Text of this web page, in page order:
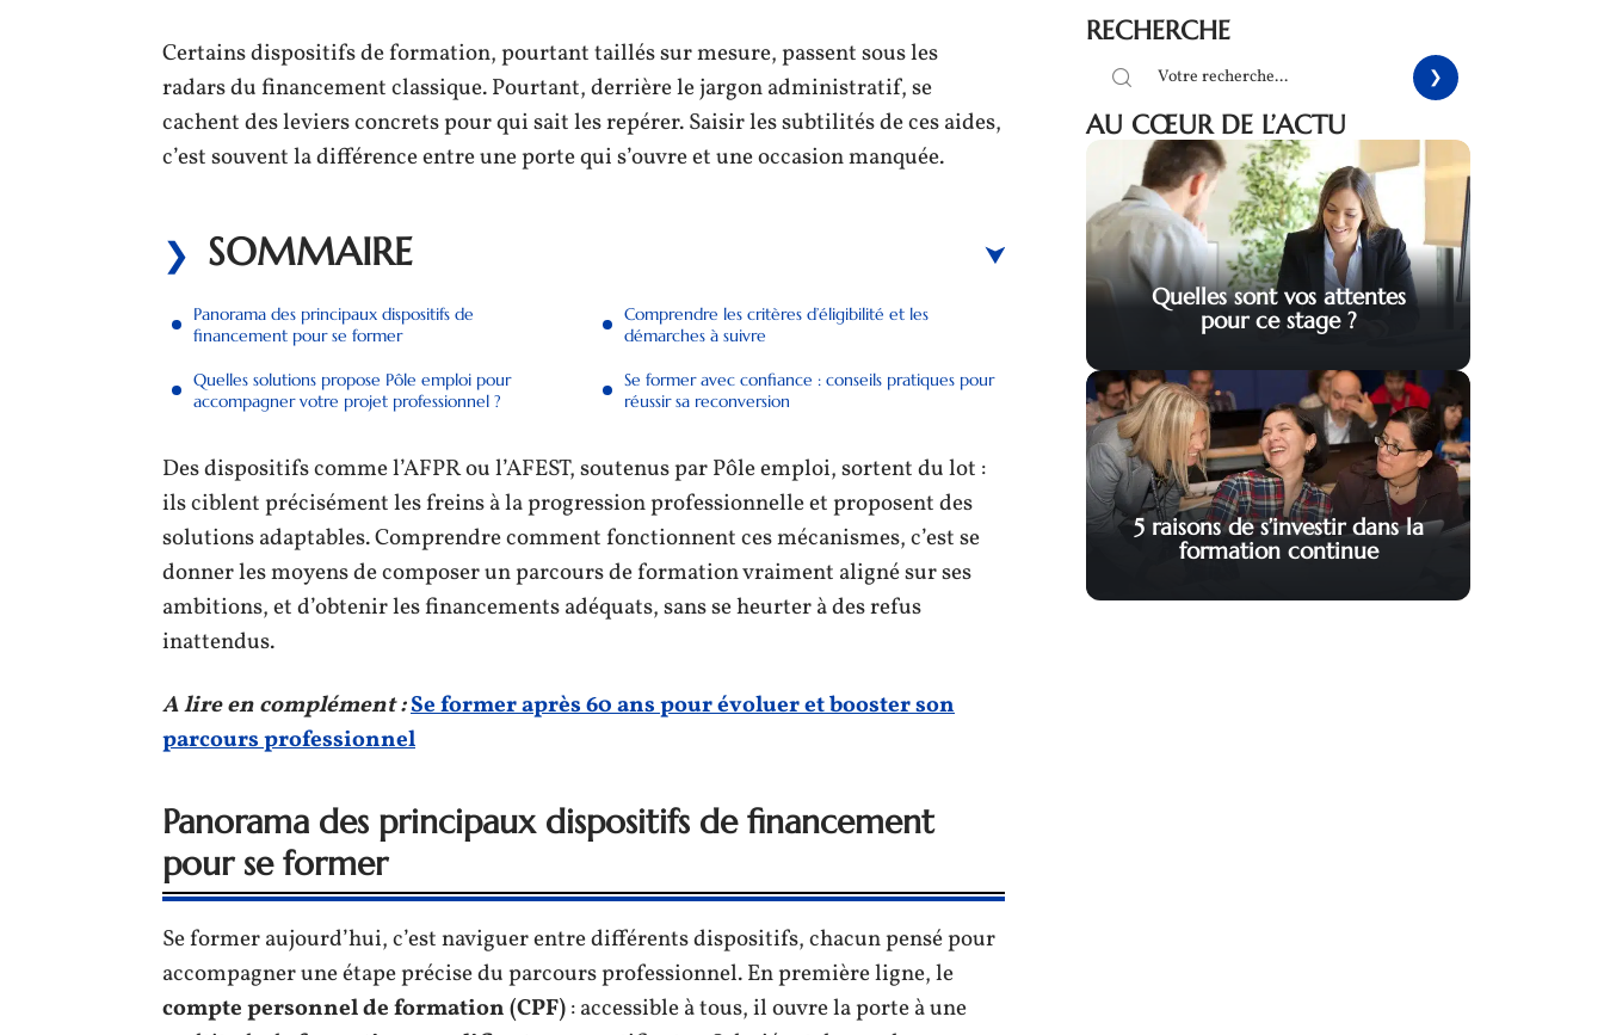
Certains dispositifs de formation, pourtant taillés sur mesure, passent sous les
radars du financement classique. Pourtant, derrière le jargon administratif, se
cachent des leviers concrets pour qui sait les repérer. Saisir les subtilités de ces aides,
c’est souvent la différence entre une porte qui s’ouvre et une occasion manquée.
SOMMAIRE
Panorama des principaux dispositifs de
financement pour se former
Quelles solutions propose Pôle emploi pour
accompagner votre projet professionnel ?
Comprendre les critères d’éligibilité et les
démarches à suivre
Se former avec confiance : conseils pratiques pour
réussir sa reconversion
Des dispositifs comme l’AFPR ou l’AFEST, soutenus par Pôle emploi, sortent du lot :
ils ciblent précisément les freins à la progression professionnelle et proposent des
solutions adaptables. Comprendre comment fonctionnent ces mécanismes, c’est se
donner les moyens de composer un parcours de formation vraiment aligné sur ses
ambitions, et d’obtenir les financements adéquats, sans se heurter à des refus
inattendus.
A lire en complément :Se former après 60 ans pour évoluer et booster son
parcours professionnel
Panorama des principaux dispositifs de financement
pour se former
Se former aujourd’hui, c’est naviguer entre différents dispositifs, chacun pensé pour
accompagner une étape précise du parcours professionnel. En première ligne, le
compte personnel de formation (CPF): accessible à tous, il ouvre la porte à une
RECHERCHE
AU CŒUR DE L’ACTU
Quelles sont vos attentes
pour ce stage ?
5 raisons de s’investir dans la
formation continue